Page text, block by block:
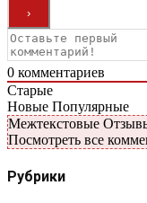
0 комментариев
Старые
Новые Популярные
Межтекстовые
Посмотреть все
Рубрики